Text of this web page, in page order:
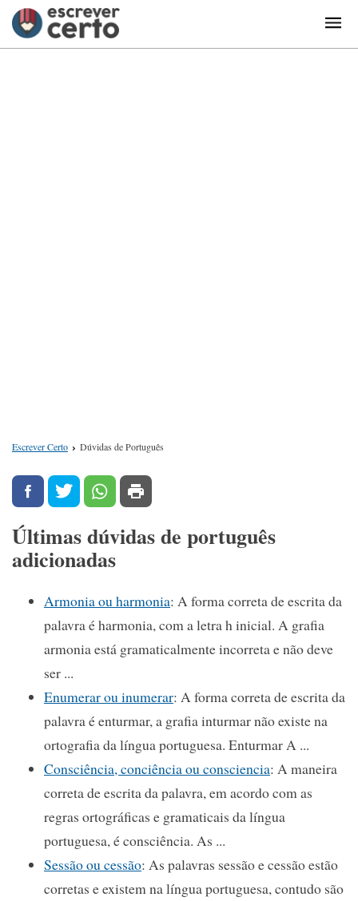
Escrever Certo Dúvidas de Português
Últimas dúvidas de português
adicionadas
Armonia ou harmonia: A forma correta de escrita da
palavra é harmonia, com a letra h inicial. A grafia
armonia está gramaticalmente incorreta e não deve
ser ...
Enumerar ou inumerar: A forma correta de escrita da
palavra é enturmar, a grafia inturmar não existe na
ortografia da língua portuguesa. Enturmar A ...
Consciência, conciência ou consciencia: A maneira
correta de escrita da palavra, em acordo com as
regras ortográficas e gramaticais da língua
portuguesa, é consciência. As ...
Sessão ou cessão: As palavras sessão e cessão estão
corretas e existem na língua portuguesa, contudo são